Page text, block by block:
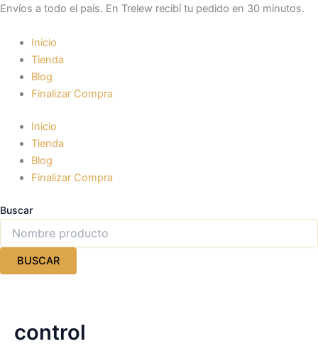
Ir
contenido
Envíos a todo el país. En Trelew recibí tu pedido en 30 minutos.
Inicio
Tienda
Blog
Finalizar Compra
Inicio
Tienda
Blog
Finalizar Compra
Buscar
BUSCAR
control